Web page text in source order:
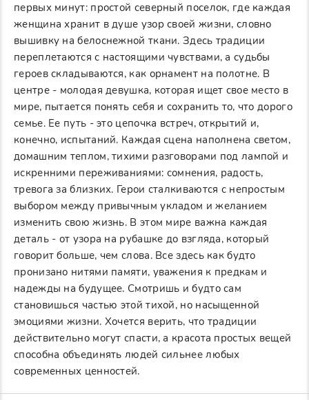
первых минут: простой северный поселок, где каждая
женщина хранит в душе узор своей жизни, словно
вышивку на белоснежной ткани. Здесь традиции
переплетаются с настоящими чувствами, а судьбы
героев складываются, как орнамент на полотне. В
центре - молодая девушка, которая ищет свое место в
мире, пытается понять себя и сохранить то, что дорого
семье. Ее путь - это цепочка встреч, открытий и,
конечно, испытаний. Каждая сцена наполнена светом,
домашним теплом, тихими разговорами под лампой и
искренними переживаниями: сомнения, радость,
тревога за близких. Герои сталкиваются с непростым
выбором между привычным укладом и желанием
изменить свою жизнь. В этом мире важна каждая
деталь - от узора на рубашке до взгляда, который
говорит больше, чем слова. Все здесь как будто
пронизано нитями памяти, уважения к предкам и
надежды на будущее. Смотришь и будто сам
становишься частью этой тихой, но насыщенной
эмоциями жизни. Хочется верить, что традиции
действительно могут спасти, а красота простых вещей
способна объединять людей сильнее любых
современных ценностей.